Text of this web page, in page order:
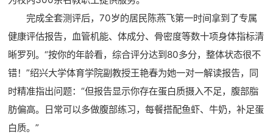
完成全套测评后，70岁的居民陈燕飞第一时间拿到了专属
健康评估报告，血管机能、体成分、骨密度等数十项身体指标清
晰罗列。“按你的年龄看，综合评分达到80多分，整体状态很不
错！”绍兴大学体育学院副教授王艳春为她一对一解读报告，同
时精准指出问题：“但报告显示你存在蛋白质摄入不足，腹部脂
肪偏高。日常可以多做腹部练习，每餐搭配鱼虾、牛奶，补足蛋
白质。”